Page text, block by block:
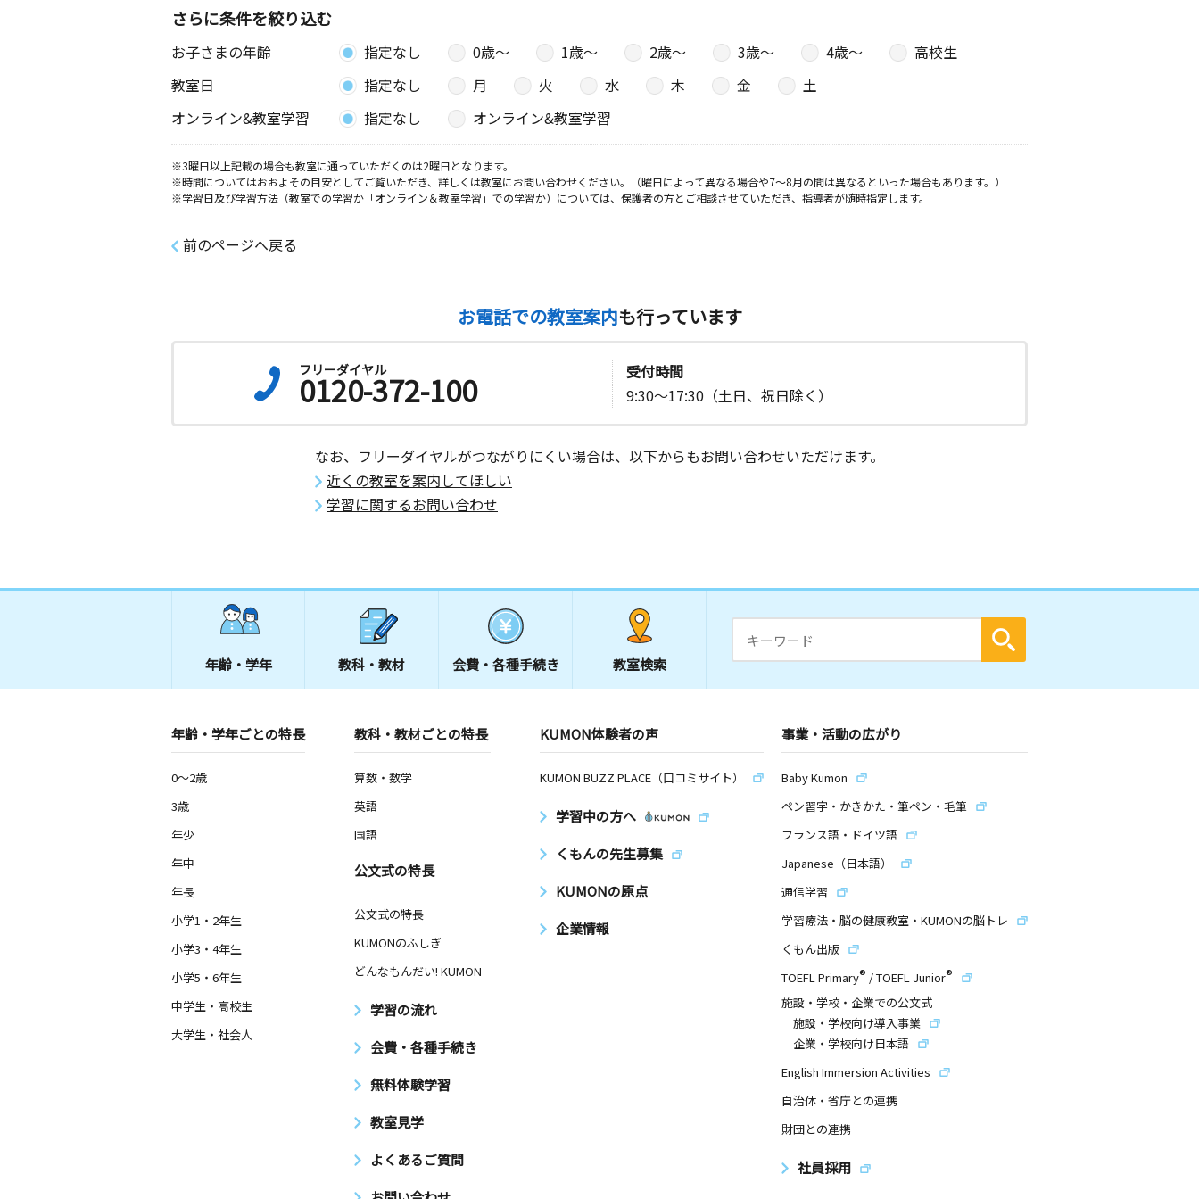
さらに条件を絞り込む
お子さまの年齢 指定なし 0歳〜 1歳〜 2歳〜 3歳〜 4歳〜
高校生
教室日
指定なし 月 火 水 木 金
土
オンライン&教室学習
指定なし オンライン&教室学習
※3曜日以上記載の場合も教室に通っていただくのは2曜日となります。
※時間についてはおおよその目安としてご覧いただき、詳しくは教室にお問い合わせください。（曜日によって異なる場合や7～8月の間は異なるといった場合もあります。）
※学習日及び学習方法（教室での学習か「オンライン＆教室学習」での学習か）については、保護者の方とご相談させていただき、指導者が随時指定します。
前のページへ戻る
お電話での教室案内も行っています
フリーダイヤル
0120-372-100
受付時間
9:30～17:30（土日、祝日除く）
なお、フリーダイヤルがつながりにくい場合は、以下からもお問い合わせいただけます。
近くの教室を案内してほしい
学習に関するお問い合わせ
年齢・学年 教科・教材 会費・ 各種手続き 教室検索
年齢・学年ごとの特長
0～2歳
3歳
年少
年中
年長
小学1・2年生
小学3・4年生
小学5・6年生
中学生・高校生
大学生・社会人
教科・教材ごとの特長
算数・数学
英語
国語
公文式の特長
公文式の特長
KUMONのふしぎ
どんなもんだい! KUMON
学習の流れ
会費・各種手続き
無料体験学習
教室見学
よくあるご質問
KUMON体験者の声
KUMON BUZZ PLACE（口コミサイト）
学習中の方へ
くもんの先生募集
KUMONの原点
企業情報
事業・活動の広がり
Baby Kumon
ペン習字・かきかた・筆ペン・毛筆
フランス語・ドイツ語
Japanese（日本語）
通信学習
学習療法・脳の健康教室・KUMONの脳トレ
くもん出版
TOEFL Primary® /TOEFL Junior®
施設・学校・企業での公文式
施設・学校向け導入事業
企業・学校向け日本語
English Immersion Activities
自治体・省庁との連携
財団との連携
社員採用